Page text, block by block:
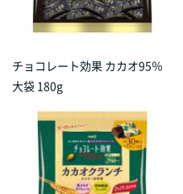
チョコレート効果 カカオ95％
大袋 180g